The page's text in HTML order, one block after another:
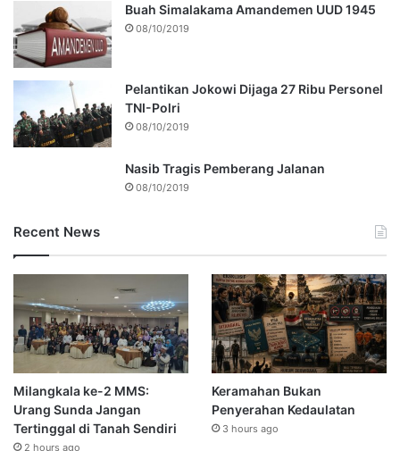
Buah Simalakama Amandemen UUD 1945
08/10/2019
Pelantikan Jokowi Dijaga 27 Ribu Personel
TNI-Polri
08/10/2019
Nasib Tragis Pemberang Jalanan
08/10/2019
Recent News
Milangkala ke-2 MMS:
Urang Sunda Jangan
Tertinggal di Tanah Sendiri
2 hours ago
Keramahan Bukan
Penyerahan Kedaulatan
3 hours ago